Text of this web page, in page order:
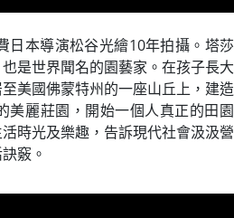
日本導演松谷光繪10年拍攝。塔莎
是世界聞名的園藝家。在孩子長大
美國佛蒙特州的一座山丘上，建造
美麗莊園，開始一個人真正的田園
時光及樂趣，告訴現代社會汲汲營
竅。